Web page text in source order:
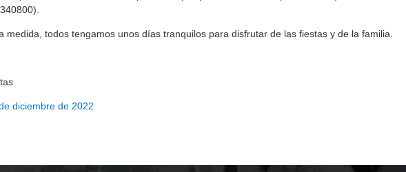
medida, todos tengamos unos días tranquilos para disfrutar de las fiestas y de la familia.
diciembre de 2022